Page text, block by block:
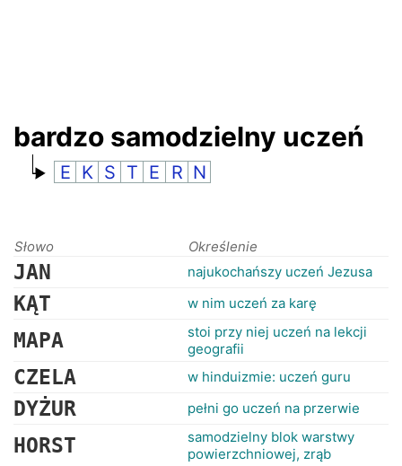
bardzo samodzielny uczeń
E K S T E R N
Słowo Określenie
JAN najukochańszy uczeń Jezusa
KĄT w nim uczeń za karę
MAPA
stoi przy niej uczeń na lekcji
geografii
CZELA w hinduizmie: uczeń guru
DYŻUR pełni go uczeń na przerwie
HORST
samodzielny blok warstwy
powierzchniowej, zrąb